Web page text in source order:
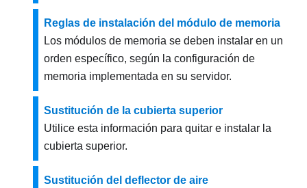
Reglas de instalación del módulo de memoria
Los módulos de memoria se deben instalar en un
orden específico, según la configuración de
memoria implementada en su servidor.
Sustitución de la cubierta superior
Utilice esta información para quitar e instalar la
cubierta superior.
Sustitución del deflector de aire